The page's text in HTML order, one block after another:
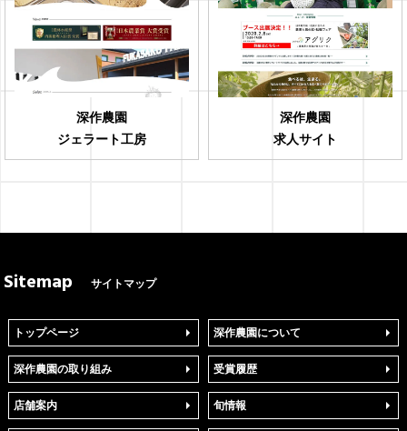
深作農園
ジェラート工房
深作農園
求人サイト
Sitemap サイトマップ
トップページ 深作農園について
深作農園の取り組み 受賞履歴
店舗案内 旬情報